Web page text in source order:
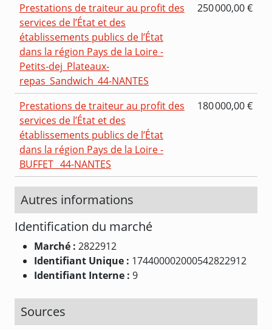
Prestations de traiteur au profit des
services de l’État et des
établissements publics de l’État
dans la région Pays de la Loire -
Petits-dej_Plateaux-
repas_Sandwich_44-NANTES
250 000,00 €
Prestations de traiteur au profit des
services de l’État et des
établissements publics de l’État
dans la région Pays de la Loire -
BUFFET _44-NANTES
180 000,00 €
Autres informations
Identification du marché
Marché : 2822912
Identifiant Unique : 174400002000542822912
Identifiant Interne : 9
Sources